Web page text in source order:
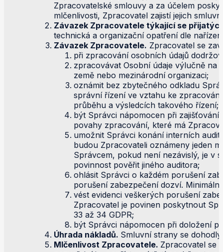
Zpracovatelské smlouvy a za účelem
mlčenlivosti, Zpracovatel zajistí jejich
Závazek Zpracovatele týkající se
technická a organizační opatření dle
Závazek Zpracovatele. Zpracovatel se
při zpracování osobních údajů
zpracovávat Osobní údaje výlučně na
země nebo mezinárodní organizaci;
oznámit bez zbytečného odkladu
správní řízení ve vztahu ke
průběhu a výsledcích takového řízení;
být Správci nápomocen při
povahy zpracování, které má
umožnit Správci konání interních
budou Zpracovateli oznámeny jeden
Správcem, pokud není nezávislý, je v
povinnost pověřit jiného auditora;
ohlásit Správci o každém porušení
porušení zabezpečení dozví.
vést evidenci veškerých porušení
Zpracovatel je povinen poskytnout
33 až 34 GDPR;
být Správci nápomocen při doložení
Úhrada nákladů. Smluvní strany se
Mlčenlivost Zpracovatele. Zpracovatel se